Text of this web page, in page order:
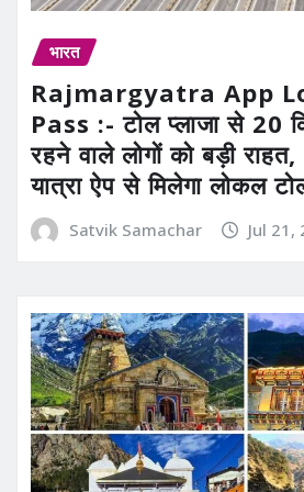
भारत
Rajmargyatra App
Pass :- टोल प्लाजा से 20
रहने वाले लोगों को बड़ी राहत,
यात्रा ऐप से मिलेगा लोकल
Satvik Samachar Jul 21,